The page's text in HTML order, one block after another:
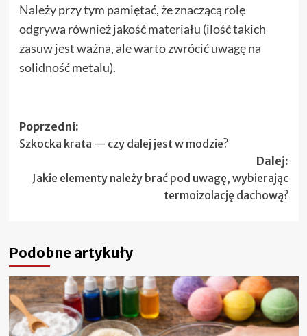
Należy przy tym pamiętać, że znaczącą rolę
odgrywa również jakość materiału (ilość takich
zasuw jest ważna, ale warto zwrócić uwagę na
solidność metalu).
Zobacz
wpisy
Poprzedni:
Szkocka krata — czy dalej jest w modzie?
Dalej:
Jakie elementy należy brać pod uwagę, wybierając
termoizolację dachową?
Podobne artykuły